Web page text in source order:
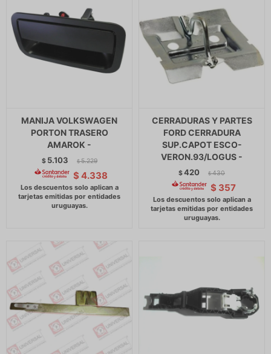
MANIJA VOLKSWAGEN
PORTON TRASERO
AMAROK -
$ 5.103 $ 5.229
$ 4.338
CERRADURAS Y PARTES
FORD CERRADURA
SUP.CAPOT ESCO-
VERON.93/LOGUS -
$420 $ 430
$ 357